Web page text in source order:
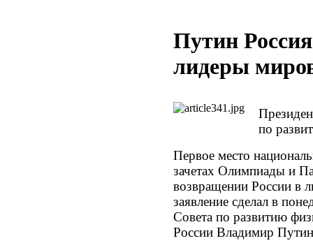
Путин
лидеры
по
Первое место
зачетах Олимпиады и
возвращении России в
заявление сделал в
Совета по развитию
России Владимир